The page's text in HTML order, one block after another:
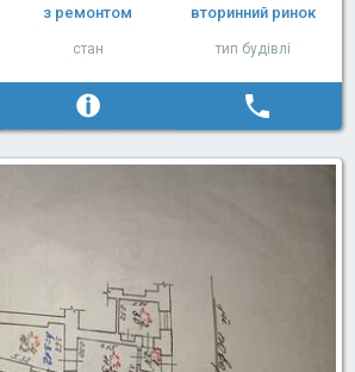
з ремонтом
стан
вторинний ринок
тип будівлі